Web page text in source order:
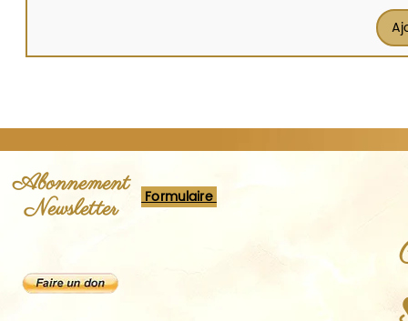
Abonnement
Newsletter
Formulaire